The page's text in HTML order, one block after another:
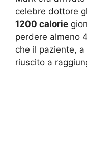
celebre dottore
1200 calorie
perdere almeno
che il paziente,
riuscito a